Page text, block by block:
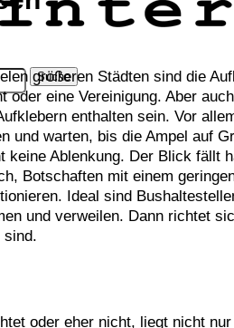
größeren Städten sind die
eine Vereinigung. Aber
enthalten sein. Vor
und warten, bis die Ampel auf
Ablenkung. Der Blick fällt
Botschaften mit einem
Ideal sind
und verweilen. Dann richtet
sind.
oder eher nicht, liegt nicht